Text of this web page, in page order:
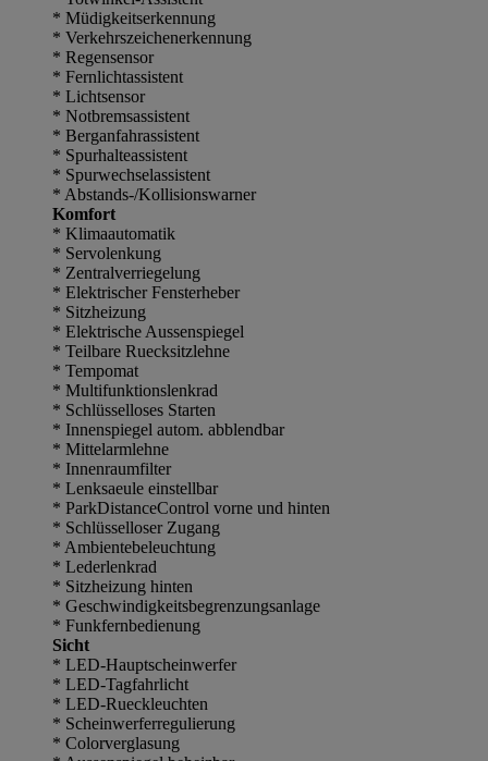
* Müdigkeitserkennung
* Verkehrszeichenerkennung
* Regensensor
* Fernlichtassistent
* Lichtsensor
* Notbremsassistent
* Berganfahrassistent
* Spurhalteassistent
* Spurwechselassistent
* Abstands-/Kollisionswarner
Komfort
* Klimaautomatik
* Servolenkung
* Zentralverriegelung
* Elektrischer Fensterheber
* Sitzheizung
* Elektrische Aussenspiegel
* Teilbare Ruecksitzlehne
* Tempomat
* Multifunktionslenkrad
* Schlüsselloses Starten
* Innenspiegel autom. abblendbar
* Mittelarmlehne
* Innenraumfilter
* Lenksaeule einstellbar
* ParkDistanceControl vorne und hinten
* Schlüsselloser Zugang
* Ambientebeleuchtung
* Lederlenkrad
* Sitzheizung hinten
* Geschwindigkeitsbegrenzungsanlage
* Funkfernbedienung
Sicht
* LED-Hauptscheinwerfer
* LED-Tagfahrlicht
* LED-Rueckleuchten
* Scheinwerferregulierung
* Colorverglasung